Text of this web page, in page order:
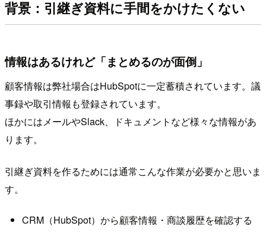
背景：引継ぎ資料に手間をかけたくない
情報はあるけれど「まとめるのが面倒」
顧客情報は弊社場合はHubSpotに一定蓄積されています。議
事録や取引情報も登録されています。
ほかにはメールやSlack、ドキュメントなど様々な情報があ
ります。
引継ぎ資料を作るためには通常こんな作業が必要かと思いま
す。
CRM（HubSpot）から顧客情報・商談履歴を確認する